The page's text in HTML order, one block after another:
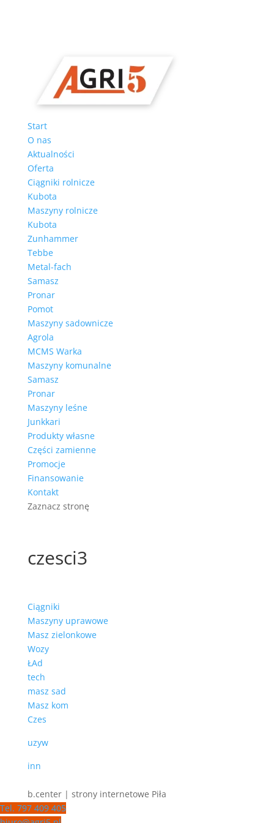
Start
O nas
Aktualności
Oferta
Ciągniki rolnicze
Kubota
Maszyny rolnicze
Kubota
Zunhammer
Tebbe
Metal-fach
Samasz
Pronar
Pomot
Maszyny sadownicze
Agrola
MCMS Warka
Maszyny komunalne
Samasz
Pronar
Maszyny leśne
Junkkari
Produkty własne
Części zamienne
Promocje
Finansowanie
Kontakt
Zaznacz stronę
czesci3
Ciągniki
Maszyny uprawowe
Masz zielonkowe
Wozy
ŁAd
tech
masz sad
Masz kom
Czes
uzyw
inn
b.center | strony internetowe Piła
Tel. 797 409 405